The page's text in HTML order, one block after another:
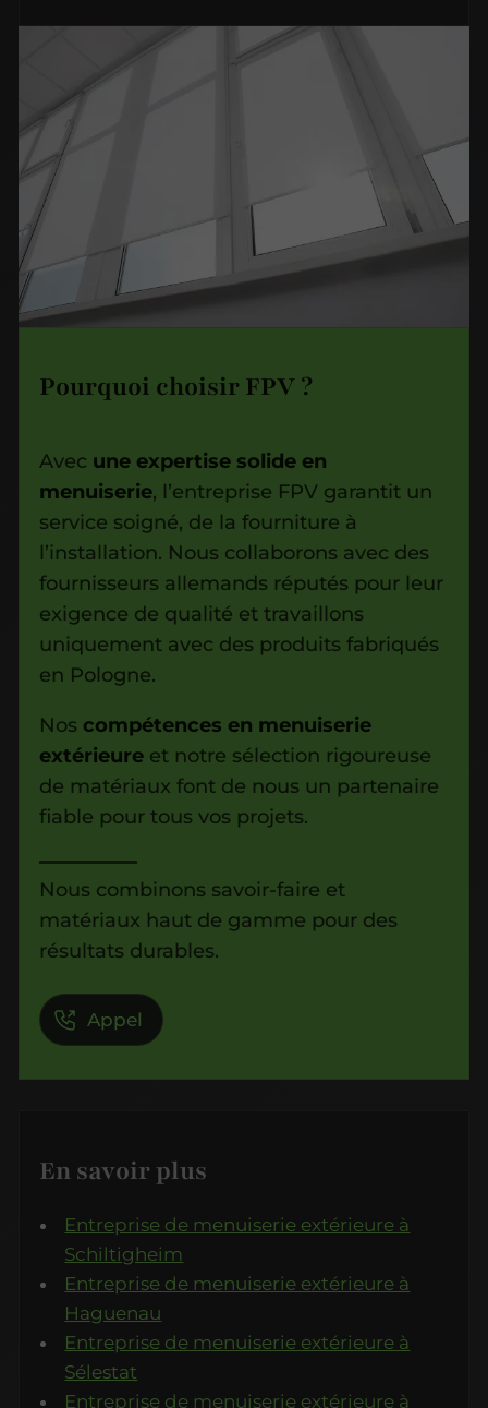
Pourquoi choisir FPV ?
Avec une expertise solide en
menuiserie , l’entreprise FPV garantit un
service soigné, de la fourniture à
l’installation. Nous collaborons avec des
fournisseurs allemands réputés pour leur
exigence de qualité et travaillons
uniquement avec des produits fabriqués
en Pologne.
Nos compétences en menuiserie
extérieure et notre sélection rigoureuse
de matériaux font de nous un partenaire
fiable pour tous vos projets.
Nous combinons savoir-faire et
matériaux haut de gamme pour des
résultats durables.
Appel
En savoir plus
Entreprise de menuiserie extérieure à
Schiltigheim
Entreprise de menuiserie extérieure à
Haguenau
Entreprise de menuiserie extérieure à
Sélestat
Entreprise de menuiserie extérieure à